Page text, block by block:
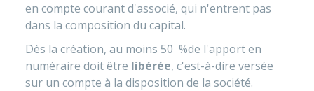
en compte courant d'associé, qui n'entrent pas
dans la composition du capital.
Dès la création, au moins 50 %de l'apport en
numéraire doit être libérée, c'est-à-dire versée
sur un compte à la disposition de la société.